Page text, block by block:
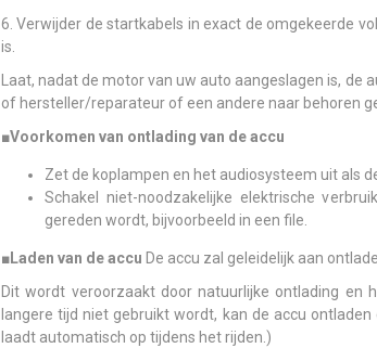
6. Verwijder de startkabels in exact de omgekeerde
is.
Laat, nadat de motor van uw auto aangeslagen is,
of hersteller/reparateur of een andere naar behoren
■Voorkomen van ontlading van de accu
Zet de koplampen en het audiosysteem uit als
Schakel niet-noodzakelijke elektrische
gereden wordt, bijvoorbeeld in een file.
■Laden van de accu De accu zal geleidelijk aan
Dit wordt veroorzaakt door natuurlijke ontlading en
langere tijd niet gebruikt wordt, kan de accu
laadt automatisch op tijdens het rijden.)